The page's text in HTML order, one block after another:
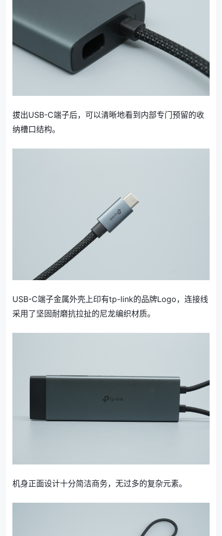
拔出USB-C端子后，可以清晰地看到内部专门预留的收
纳槽口结构。
USB-C端子金属外壳上印有tp-link的品牌Logo，连接线
采用了坚固耐磨抗拉扯的尼龙编织材质。
机身正面设计十分简洁商务，无过多的复杂元素。